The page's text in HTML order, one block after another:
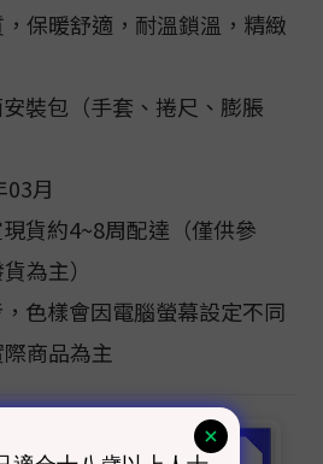
保暖舒適，耐溫鎖溫，精緻
裝包（手套、捲尺、膨脹
月
貨約4~8周配達（僅供參
為主）
色樣會因電腦螢幕設定不同
商品為主